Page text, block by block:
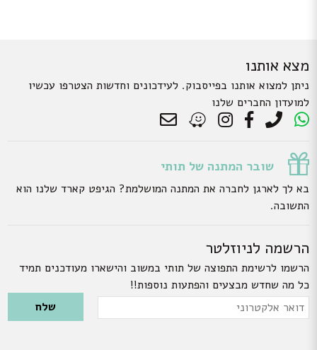
מצא אותנו
ניתן למצוא אותנו בפייסבוק. לעידכונים וחדשות הצטרפו עכשיו
למועדון החברים שלנו
שובר המתנה של תותי
בא לך לארגן לחברה את המתנה המושלמת? הגיפט קארד שלנו הוא
התשובה.
הרשמה לניוזלטר
הרשמו לרשימת התפוצה של תותי במשוב והישארו מעודכנים תמיד
כל מה שחדש מבצעים והפתעות נוספות!!
Please leave this field empty.
דואר